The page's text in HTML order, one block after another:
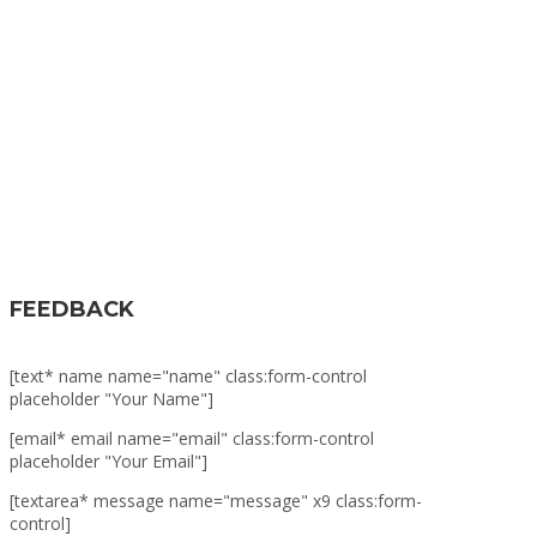
FEEDBACK
[text* name name="name" class:form-control
placeholder "Your Name"]
[email* email name="email" class:form-control
placeholder "Your Email"]
[textarea* message name="message" x9 class:form-
control]